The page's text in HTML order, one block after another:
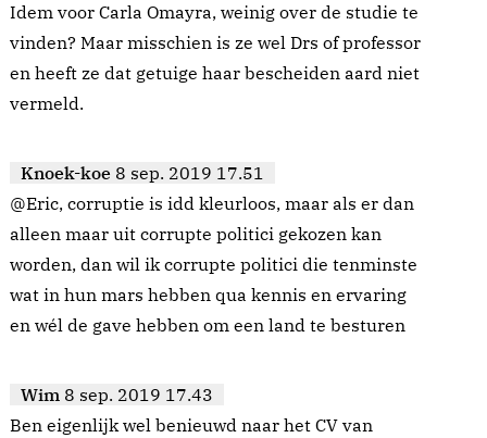
Idem voor Carla Omayra, weinig over de studie te
vinden? Maar misschien is ze wel Drs of professor
en heeft ze dat getuige haar bescheiden aard niet
vermeld.
Knoek-koe 8 sep. 2019 17.51
@Eric, corruptie is idd kleurloos, maar als er dan
alleen maar uit corrupte politici gekozen kan
worden, dan wil ik corrupte politici die tenminste
wat in hun mars hebben qua kennis en ervaring
en wél de gave hebben om een land te besturen
Wim 8 sep. 2019 17.43
Ben eigenlijk wel benieuwd naar het CV van